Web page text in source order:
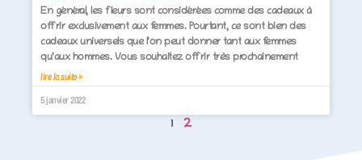
En général, les fleurs sont considérées comme des cadeaux à
offrir exclusivement aux femmes. Pourtant, ce sont bien des
cadeaux universels que l’on peut donner tant aux femmes
qu’aux hommes. Vous souhaitez offrir très prochainement
lire la suite »
5 janvier 2022
1 2